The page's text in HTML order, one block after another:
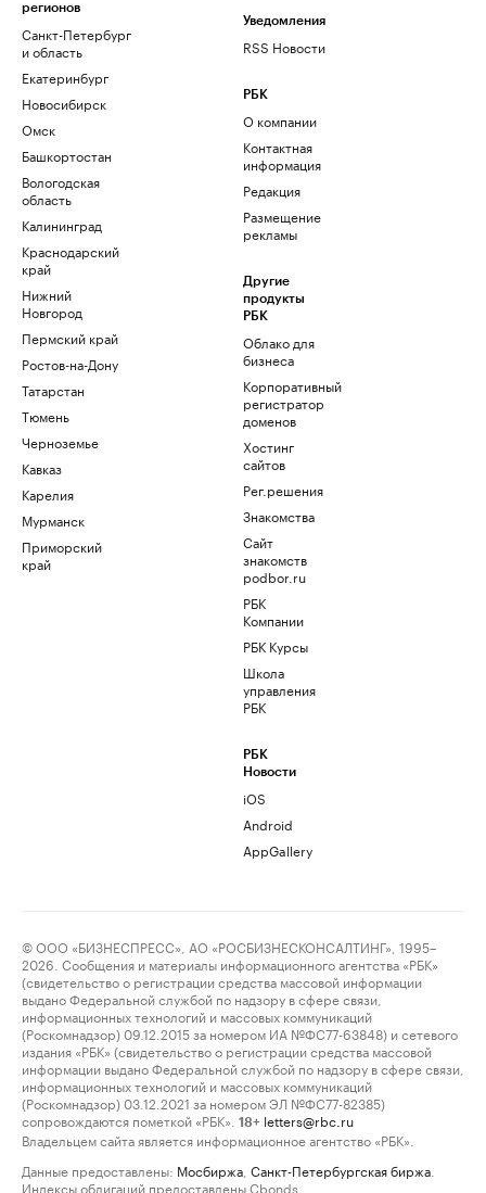
регионов
Санкт-Петербург
и область
Екатеринбург
Новосибирск
Омск
Башкортостан
Вологодская
область
Калининград
Краснодарский
край
Нижний
Новгород
Пермский край
Ростов-на-Дону
Татарстан
Тюмень
Черноземье
Кавказ
Карелия
Мурманск
Приморский
край
Уведомления
RSS Новости
РБК
О компании
Контактная
информация
Редакция
Размещение
рекламы
Другие
продукты
РБК
Облако для
бизнеса
Корпоративный
регистратор
доменов
Хостинг
сайтов
Рег.решения
Знакомства
Сайт
знакомств
podbor.ru
РБК
Компании
РБК Курсы
Школа
управления
РБК
РБК
Новости
iOS
Android
AppGallery
© ООО «БИЗНЕСПРЕСС», АО «РОСБИЗНЕСКОНСАЛТИНГ», 1995–
2026. Сообщения и материалы информационного агентства «РБК»
(свидетельство о регистрации средства массовой информации
выдано Федеральной службой по надзору в сфере связи,
информационных технологий и массовых коммуникаций
(Роскомнадзор) 09.12.2015 за номером ИА №ФС77-63848) и сетевого
издания «РБК» (свидетельство о регистрации средства массовой
информации выдано Федеральной службой по надзору в сфере связи,
информационных технологий и массовых коммуникаций
(Роскомнадзор) 03.12.2021 за номером ЭЛ №ФС77-82385)
сопровождаются пометкой «РБК».
18+ letters@rbc.ru
Владельцем сайта является информационное агентство «РБК».
Данные предоставлены: Мосбиржа Санкт-Петербургская биржа
Индексы облигаций предоставлены Cbonds.